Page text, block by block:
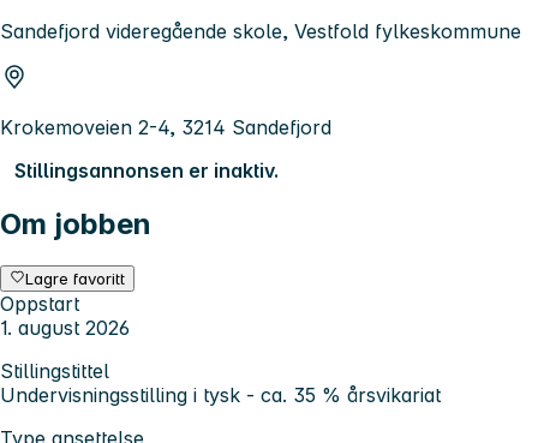
Sandefjord videregående skole, Vestfold fylkeskommune
Krokemoveien 2-4, 3214 Sandefjord
Stillingsannonsen er inaktiv.
Om jobben
Lagre favoritt
Oppstart
1. august 2026
Stillingstittel
Undervisningsstilling i tysk - ca. 35 % årsvikariat
Type ansettelse